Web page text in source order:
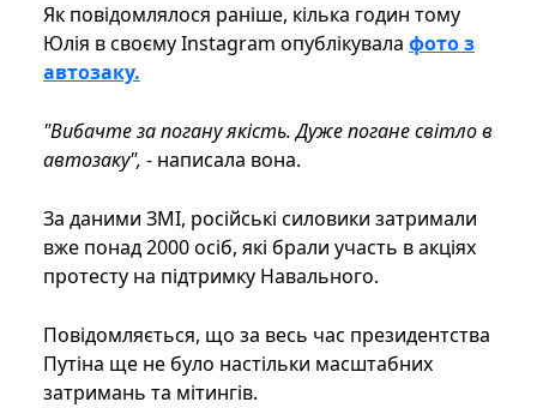
Як повідомлялося раніше, кілька годин тому
Юлія в своєму Instagram опублікувала фото з
автозаку.
"Вибачте за погану якість. Дуже погане світло в
автозаку", - написала вона.
За даними ЗМІ, російські силовики затримали
вже понад 2000 осіб, які брали участь в акціях
протесту на підтримку Навального.
Повідомляється, що за весь час президентства
Путіна ще не було настільки масштабних
затримань та мітингів.